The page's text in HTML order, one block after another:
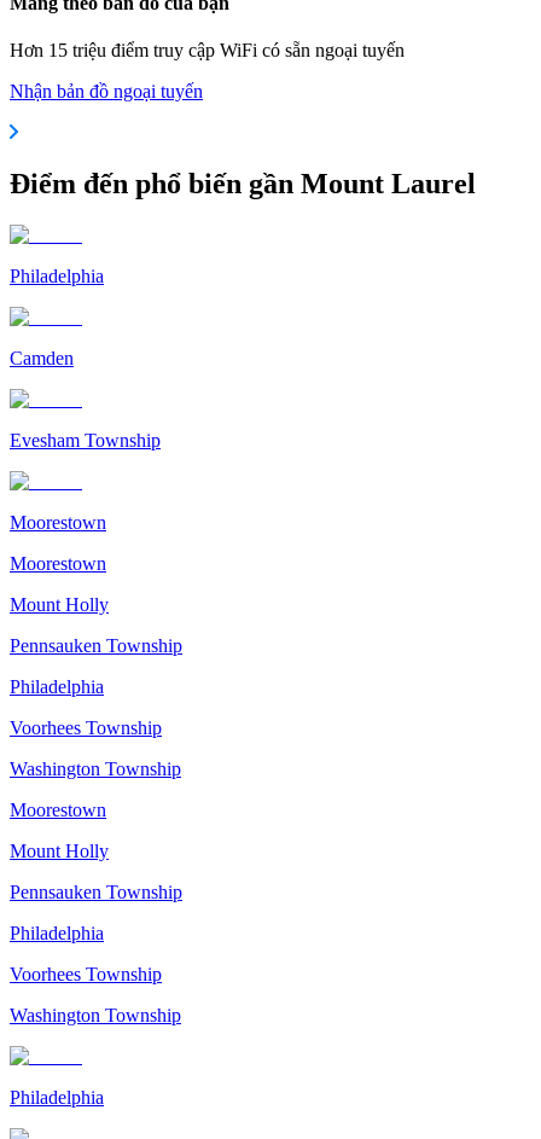
Hơn 15 triệu điểm truy cập WiFi có sẵn ngoại tuyến
Nhận bản đồ ngoại tuyến
Điểm đến phổ biến gần Mount Laurel
Philadelphia
Camden
Evesham Township
Moorestown
Moorestown
Mount Holly
Pennsauken Township
Philadelphia
Voorhees Township
Washington Township
Moorestown
Mount Holly
Pennsauken Township
Philadelphia
Voorhees Township
Washington Township
Philadelphia